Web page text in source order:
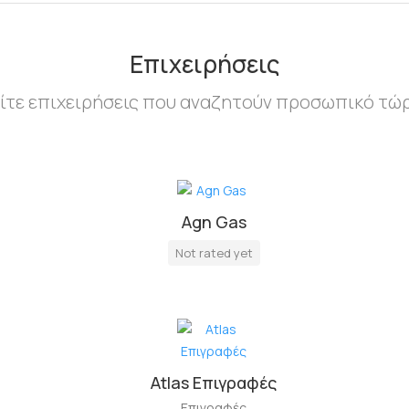
Επιχειρήσεις
επιχειρήσεις που αναζητούν προσωπικό
Agn Gas
Not rated yet
Atlas Επιγραφές